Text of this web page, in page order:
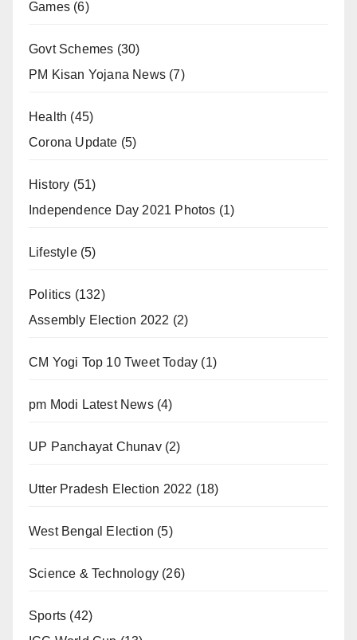
Games (6)
Govt Schemes (30)
PM Kisan Yojana News (7)
Health (45)
Corona Update (5)
History (51)
Independence Day 2021 Photos (1)
Lifestyle(5)
Politics (132)
Assembly Election 2022 (2)
CM Yogi Top 10 Tweet Today (1)
pm Modi Latest News(4)
UP Panchayat Chunav(2)
Utter Pradesh Election 2022 (18)
West Bengal Election (5)
Science & Technology (26)
Sports (42)